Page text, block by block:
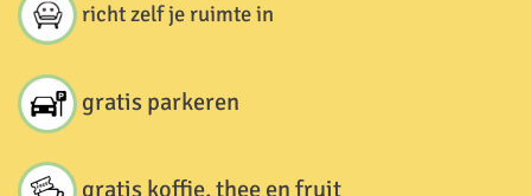
richt zelf je ruimte in
gratis parkeren
gratis koffie, thee en fruit